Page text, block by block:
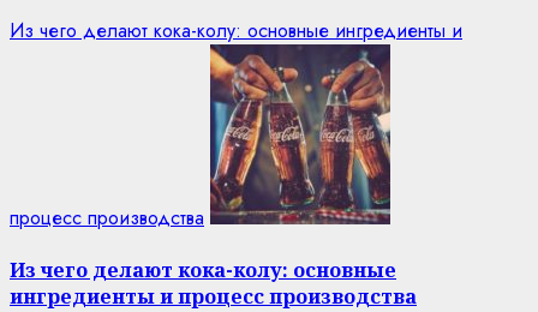
Из чего делают кока-колу: основные ингредиенты и
процесс производства
Из чего делают кока-колу: основные
ингредиенты и процесс производства